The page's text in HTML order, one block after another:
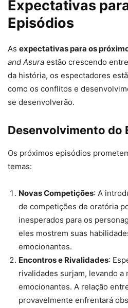
Expectativas
Episódios
As expectativas para os
and Asura estão crescendo
da história, os espectadores
como os conflitos e
se desenvolverão.
Desenvolvimento do
Os próximos episódios
temas:
Novas Competições: A
de competições de oratória
inesperados para os
eles mostrem suas
emocionantes.
Encontros e Rivalidades:
rivalidades surjam, levando a
emocionantes. A relação
provavelmente enfrentará